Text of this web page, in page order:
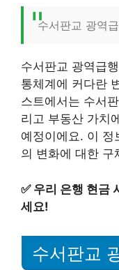
수서판교 광역
수서판교 광역급
통체계에 커다란
스트에서는 수서
리고 부동산 가치
예정이에요. 이 정
의 변화에 대한 구
✅ 우리 은행 현금
세요!
수서판교